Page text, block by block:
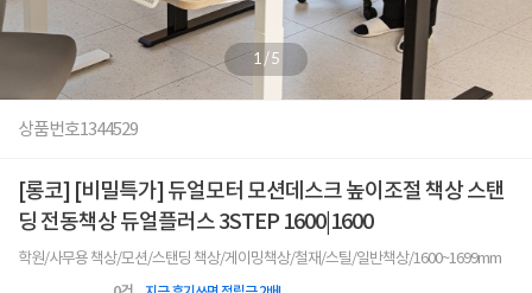
1/5
상품번호1344529
[롱코] [비밀특가] 듀얼모터 모션데스크 높이조절 책상 스탠
딩 전동책상 듀얼플러스 3STEP 1600|1600
학원/사무용 책상/모션/스탠딩 책상/게이밍책상/철재/스틸/일반책상/1600~1699mm